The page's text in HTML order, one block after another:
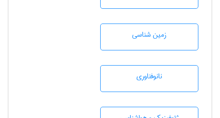
زمين شناسی
نانوفناوری